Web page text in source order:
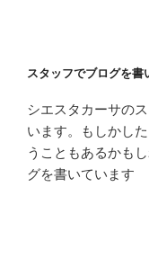
スタッフでブログを書
シエスタカーサの
います。もしかし
うこともあるかも
グを書いています